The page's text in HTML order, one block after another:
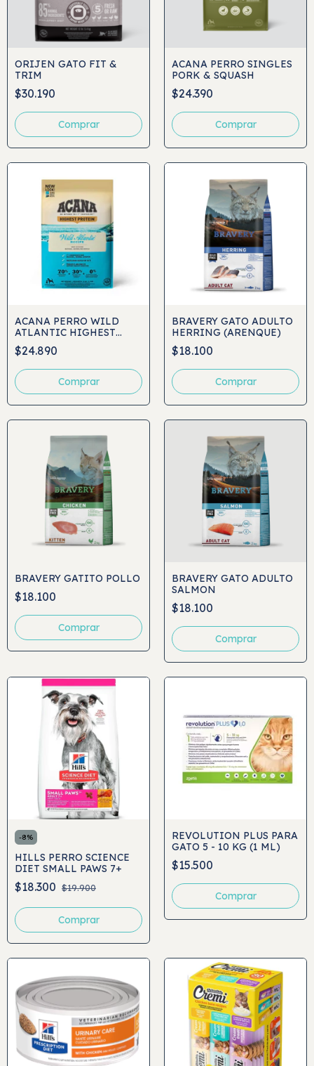
ORIJEN GATO FIT &
TRIM
$30.190
Comprar
ACANA PERRO SINGLES
PORK & SQUASH
$24.390
Comprar
ACANA PERRO WILD
ATLANTIC HIGHEST
PROTEIN
$24.890
Comprar
BRAVERY GATO ADULTO
HERRING (ARENQUE)
$18.100
Comprar
BRAVERY GATITO POLLO
$18.100
Comprar
BRAVERY GATO ADULTO
SALMON
$18.100
Comprar
-8%
HILLS PERRO SCIENCE
DIET SMALL PAWS 7+
$18.300 $19.900
Comprar
REVOLUTION PLUS PARA
GATO 5 - 10 KG (1 ML)
$15.500